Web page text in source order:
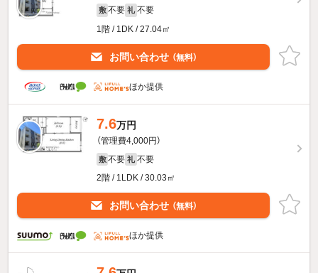
敷 不要 礼 不要
1階 / 1DK / 27.04㎡
お問い合わせ （無料）
ほか提供
7.6万円
（管理費4,000円）
敷 不要 礼 不要
2階 / 1LDK / 30.03㎡
お問い合わせ （無料）
ほか提供